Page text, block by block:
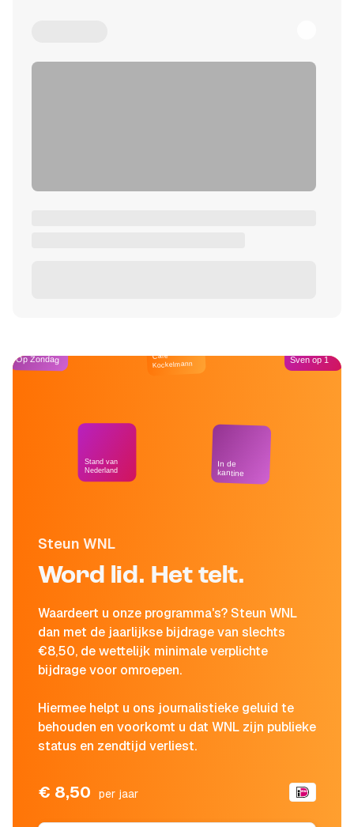
Steun WNL
Word lid. Het telt.
Waardeert u onze programma's? Steun WNL
dan met de jaarlijkse bijdrage van slechts
€8,50, de wettelijk minimale verplichte
bijdrage voor omroepen.
Hiermee helpt u ons journalistieke geluid te
behouden en voorkomt u dat WNL zijn publieke
status en zendtijd verliest.
€ 8,50 per jaar
Op Zondag
Stand van
Nederland
Café
Kockelmann
In de
kantine
Sven op 1